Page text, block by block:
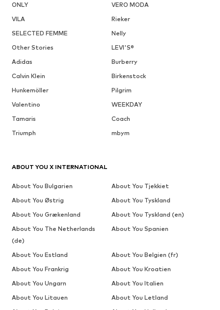
ONLY
VERO MODA
VILA
Rieker
SELECTED FEMME
Nelly
Other Stories
LEVI'S®
Adidas
Burberry
Calvin Klein
Birkenstock
Hunkemöller
Pilgrim
Valentino
WEEKDAY
Tamaris
Coach
Triumph
mbym
ABOUT YOU X INTERNATIONAL
About You Bulgarien
About You Tjekkiet
About You Østrig
About You Tyskland
About You Grækenland
About You Tyskland (en)
About You The Netherlands
(de)
About You Spanien
About You Estland
About You Belgien (fr)
About You Frankrig
About You Kroatien
About You Ungarn
About You Italien
About You Litauen
About You Letland